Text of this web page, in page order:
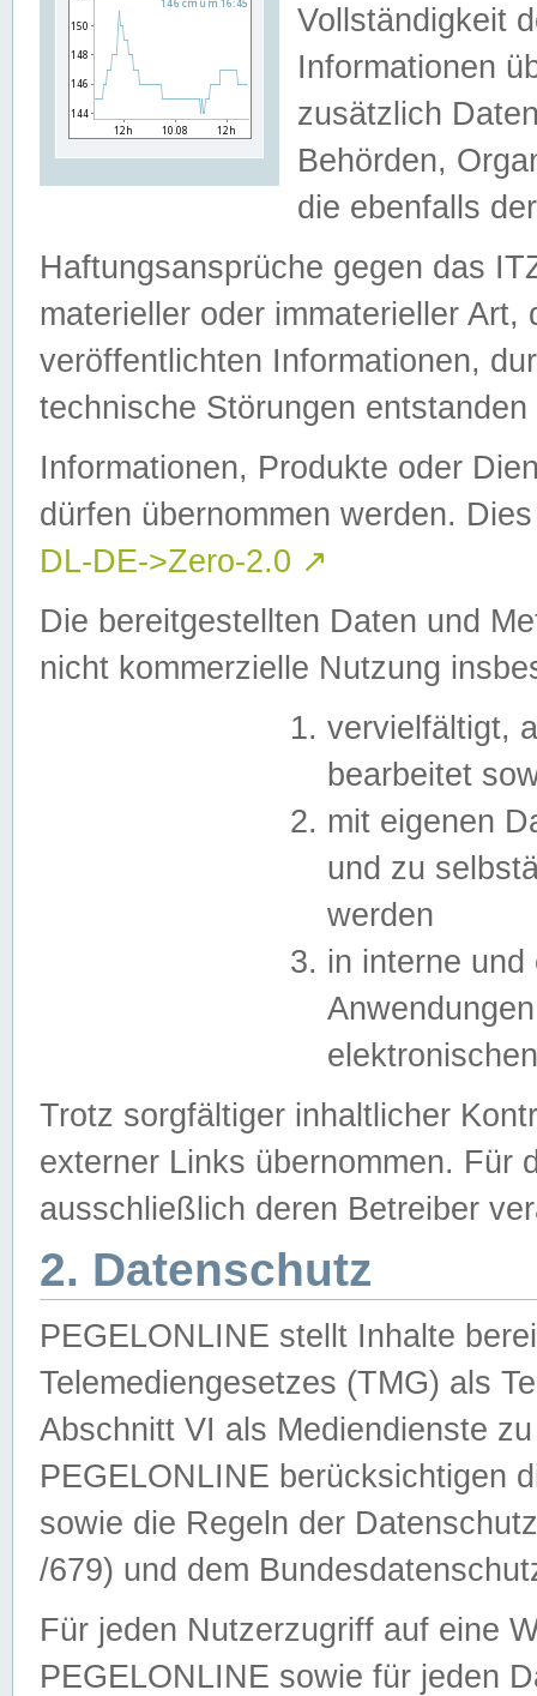
Vollständigkeit
Informationen
zusätzlich
Behörden,
die ebenfalls
Haftungsansprüche gegen das
materieller oder immaterieller
veröffentlichten Informationen,
technische Störungen
Informationen, Produkte oder
dürfen übernommen werden.
DL-DE->Zero-2.0 ↗
Die bereitgestellten Daten und
nicht kommerzielle Nutzung
vervielfältigt,
bearbeitet
mit eigenen
und zu
werden
in interne
Trotz sorgfältiger inhaltlicher
externer Links übernommen. Für
ausschließlich deren Betreiber
2. Datenschutz
PEGELONLINE stellt Inhalte
Telemediengesetzes (TMG) als
Abschnitt VI als Mediendienste
PEGELONLINE berücksichtigen
sowie die Regeln der
/679) und dem
Für jeden Nutzerzugriff auf eine
PEGELONLINE sowie für jeden